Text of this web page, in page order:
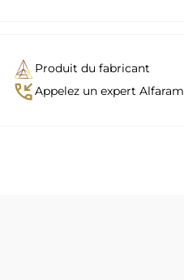
Produit du fabricant
phone_callbackAppelez un expert Alfaram